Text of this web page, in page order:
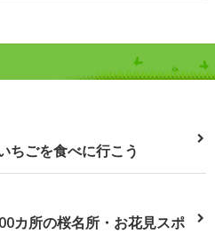
ちごを食べに行こう
カ所の桜名所・お花見スポ